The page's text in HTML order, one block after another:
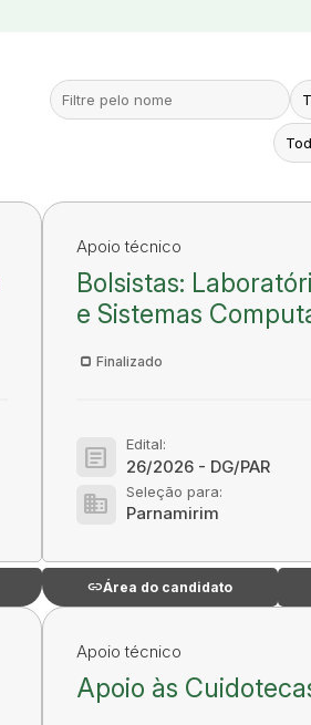
Apoio técnico
Bolsistas:
e Sistemas
Finalizado
article Edital:
26/2026 - DG/PAR
domain Seleção para:
Parnamirim
linkÁrea do candidato
Apoio técnico
Apoio às